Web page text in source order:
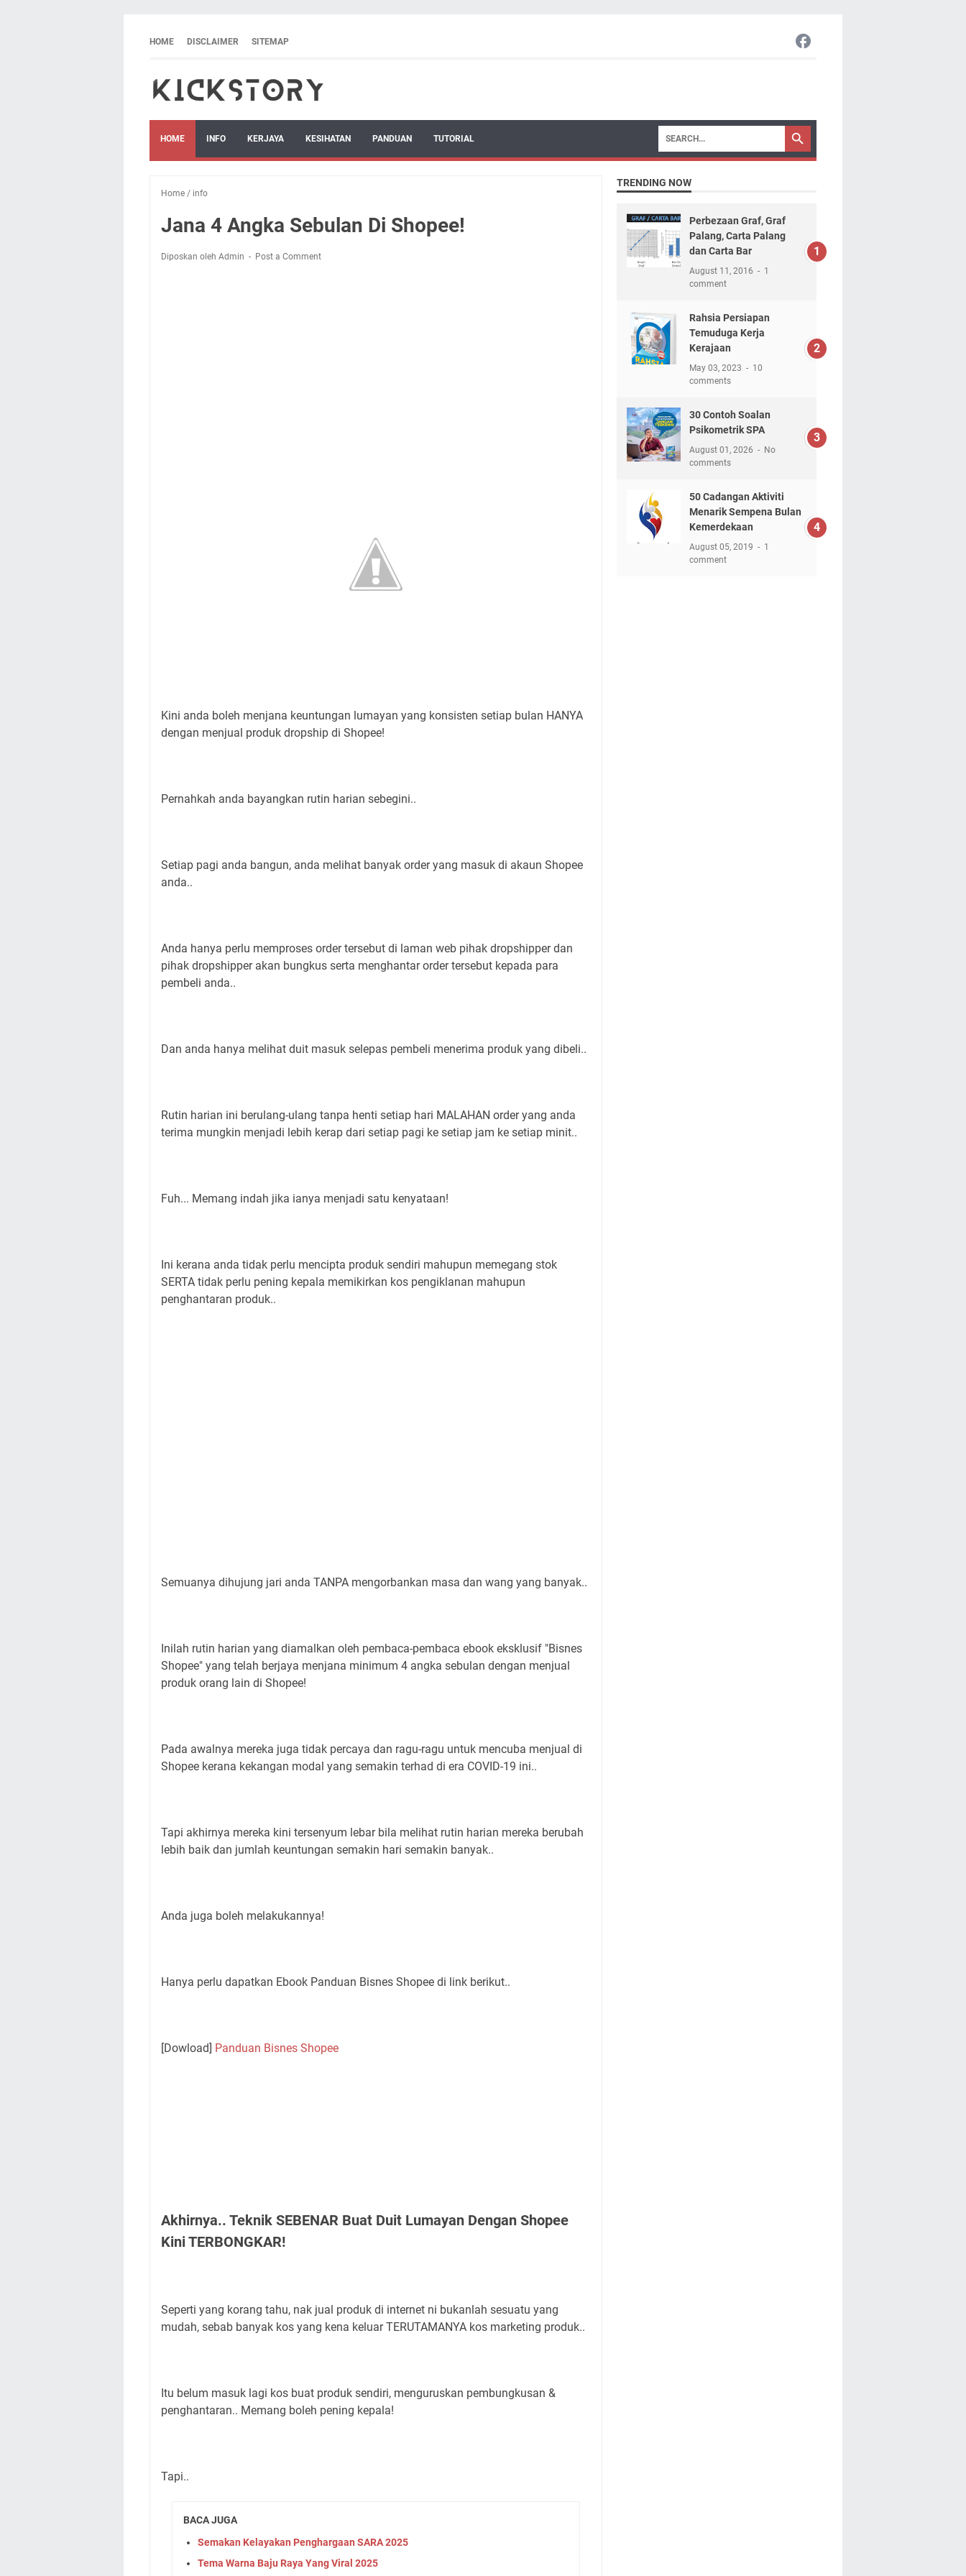
HOME DISCLAIMER SITEMAP
HOME INFO KERJAYA KESIHATAN PANDUAN TUTORIAL
Home / info
Jana 4 Angka Sebulan Di Shopee!
Diposkan oleh Admin Post a Comment
Kini anda boleh menjana keuntungan lumayan yang konsisten setiap bulan HANYA
dengan menjual produk dropship di Shopee!
Pernahkah anda bayangkan rutin harian sebegini..
Setiap pagi anda bangun, anda melihat banyak order yang masuk di akaun Shopee
anda..
Anda hanya perlu memproses order tersebut di laman web pihak dropshipper dan
pihak dropshipper akan bungkus serta menghantar order tersebut kepada para
pembeli anda..
Dan anda hanya melihat duit masuk selepas pembeli menerima produk yang dibeli..
Rutin harian ini berulang-ulang tanpa henti setiap hari MALAHAN order yang anda
terima mungkin menjadi lebih kerap dari setiap pagi ke setiap jam ke setiap minit..
Fuh... Memang indah jika ianya menjadi satu kenyataan!
Ini kerana anda tidak perlu mencipta produk sendiri mahupun memegang stok
SERTA tidak perlu pening kepala memikirkan kos pengiklanan mahupun
penghantaran produk..
Semuanya dihujung jari anda TANPA mengorbankan masa dan wang yang banyak..
Inilah rutin harian yang diamalkan oleh pembaca-pembaca ebook eksklusif "Bisnes
Shopee" yang telah berjaya menjana minimum 4 angka sebulan dengan menjual
produk orang lain di Shopee!
Pada awalnya mereka juga tidak percaya dan ragu-ragu untuk mencuba menjual di
Shopee kerana kekangan modal yang semakin terhad di era COVID-19 ini..
Tapi akhirnya mereka kini tersenyum lebar bila melihat rutin harian mereka berubah
lebih baik dan jumlah keuntungan semakin hari semakin banyak..
Anda juga boleh melakukannya!
Hanya perlu dapatkan Ebook Panduan Bisnes Shopee di link berikut..
[Dowload] Panduan Bisnes Shopee
Akhirnya.. Teknik SEBENAR Buat Duit Lumayan Dengan Shopee
Kini TERBONGKAR!
Seperti yang korang tahu, nak jual produk di internet ni bukanlah sesuatu yang
mudah, sebab banyak kos yang kena keluar TERUTAMANYA kos marketing produk..
Itu belum masuk lagi kos buat produk sendiri, menguruskan pembungkusan &
penghantaran.. Memang boleh pening kepala!
Tapi..
BACA JUGA
Semakan Kelayakan Penghargaan SARA 2025
Tema Warna Baju Raya Yang Viral 2025
TRENDING NOW
Perbezaan Graf, Graf
Palang, Carta Palang
dan Carta Bar
August 11, 2016
1
comment
Rahsia Persiapan
Temuduga Kerja
Kerajaan
May 03, 2023
10
comments
30 Contoh Soalan
Psikometrik SPA
August 01, 2026
No
comments
50 Cadangan Aktiviti
Menarik Sempena Bulan
Kemerdekaan
August 05, 2019
1
comment